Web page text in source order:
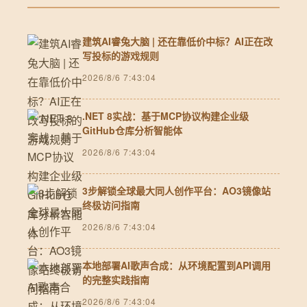
建筑AI睿兔大脑 | 还在靠低价中标？AI正在改
写投标的游戏规则
2026/8/6 7:43:04
.NET 8实战：基于MCP协议构建企业级
GitHub仓库分析智能体
2026/8/6 7:43:04
3步解锁全球最大同人创作平台：AO3镜像站
终极访问指南
2026/8/6 7:43:04
本地部署AI歌声合成：从环境配置到API调用
的完整实践指南
2026/8/6 7:43:04